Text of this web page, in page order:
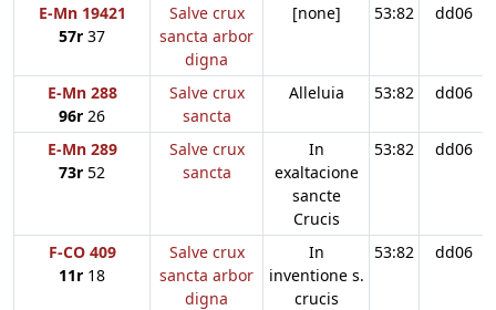
E-Mn 19421
57r 37
Salve crux
sancta arbor
digna
[none] 53:82 dd06
E-Mn 288
96r 26
Salve crux
sancta
Alleluia 53:82 dd06
E-Mn 289
73r 52
Salve crux
sancta
In
exaltacione
sancte
Crucis
53:82 dd06
F-CO 409
11r 18
Salve crux
sancta arbor
digna
In
inventione s.
crucis
53:82 dd06